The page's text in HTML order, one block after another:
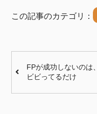
この記事のカテゴリ：
FPが成功しないのは、
ビビってるだけ